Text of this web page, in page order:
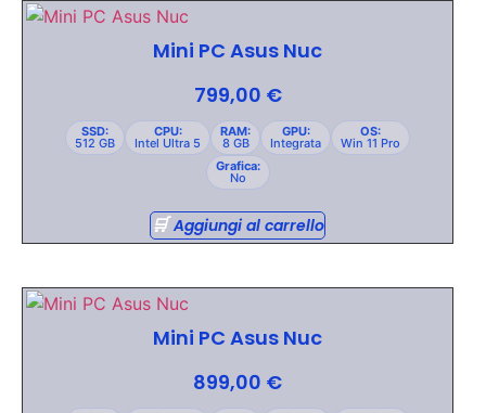
Mini PC Asus Nuc
799,00 €
SSD:
512 GB
CPU:
Intel Ultra 5
RAM:
8 GB
GPU:
Integrata
OS:
Win 11 Pro
Grafica:
No
Aggiungi al carrello
Mini PC Asus Nuc
899,00 €